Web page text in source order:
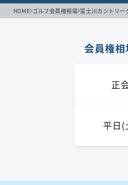
HOME ゴルフ会員権相場 富士川カントリー
会員権相
正
平日(